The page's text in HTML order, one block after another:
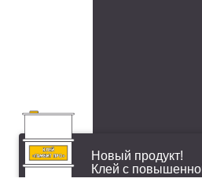
Новый продукт!
Клей с